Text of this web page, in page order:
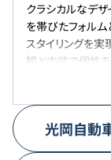
クラシカルなデザ
を帯びたフォル
スタイリングを実
観と内装で個性
な乗り心地を両
光岡自動